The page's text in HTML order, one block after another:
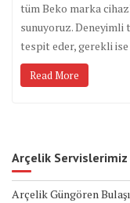
tüm Beko marka
sunuyoruz. Deneyimli
tespit eder, gerekli
Read More
Arçelik Servislerimiz
Arçelik Güngören